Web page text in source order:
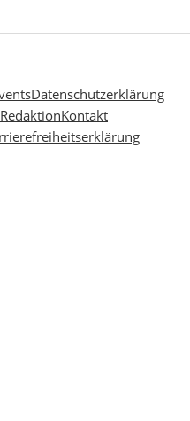
Datenschutzerklärung
RedaktionKontakt